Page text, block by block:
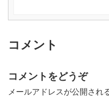
コメント
コメントをどうぞ
メールアドレスが公開され